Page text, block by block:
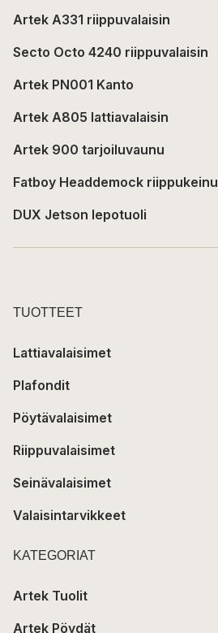
Artek A331 riippuvalaisin
Secto Octo 4240 riippuvalaisin
Artek PN001 Kanto
Artek A805 lattiavalaisin
Artek 900 tarjoiluvaunu
Fatboy Headdemock riippukeinu
DUX Jetson lepotuoli
TUOTTEET
Lattiavalaisimet
Plafondit
Pöytävalaisimet
Riippuvalaisimet
Seinävalaisimet
Valaisintarvikkeet
KATEGORIAT
Artek Tuolit
Artek Pöydät